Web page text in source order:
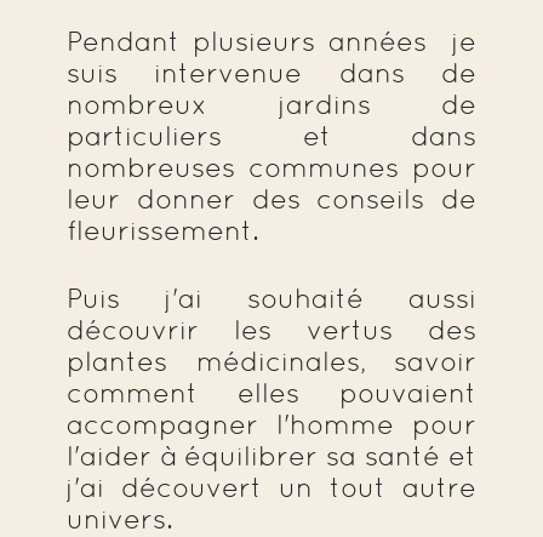
Pendant plusieurs années je
suis intervenue dans de
nombreux jardins de
particuliers et dans
nombreuses communes pour
leur donner des conseils de
fleurissement.
Puis j'ai souhaité aussi
découvrir les vertus des
plantes médicinales, savoir
comment elles pouvaient
accompagner l'homme pour
l'aider à équilibrer sa santé et
j'ai découvert un tout autre
univers.